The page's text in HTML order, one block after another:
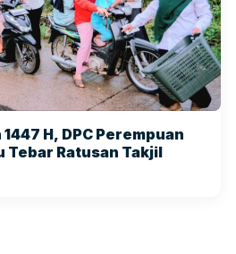
H, DPC Perempuan
Tebar Ratusan Takjil